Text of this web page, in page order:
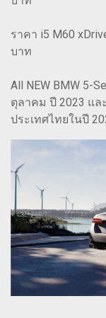
ราคา i5 M60
บาท
All NEW BMW 5-
ตุลาคม ปี 2023 แล
ประเทศไทยในปี